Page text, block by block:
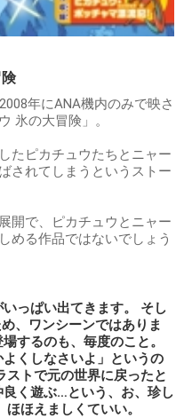
年にANA機内のみで映さ
氷の大冒険」。
たピカチュウたちとニャー
されてしまうというストー
開で、ピカチュウとニャー
める作品ではないでしょう
っぱい出てきます。 そし
、ワンシーンではありま
するのも、毎度のこと。
よくしなさいよ」というの
トで元の世界に戻ったと
く遊ぶ…という、お、珍し
ほえましくていい。